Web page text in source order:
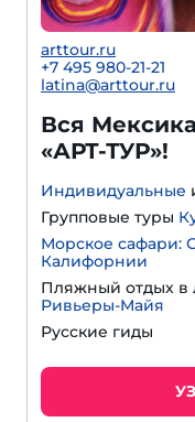
arttour.ru
+7 495 980-21-21
latina@arttour.ru
Вся
«АРТ-ТУР»!
Индивидуальные
Групповые туры
Морское сафари:
Калифорнии
Пляжный отдых в
Ривьеры-Майя
Русские гиды